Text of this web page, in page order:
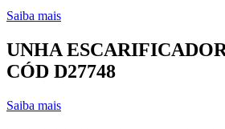
Saiba mais
UNHA
CÓD D27748
Saiba mais